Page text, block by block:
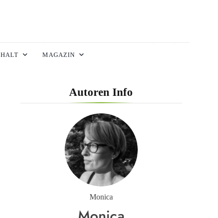
MAGAZIN
Autoren Info
Monica